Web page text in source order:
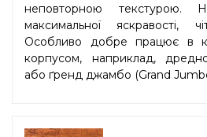
неповторною текстурою.
максимальної яскравості,
Особливо добре працює в
корпусом, наприклад,
або ґренд джамбо (Grand